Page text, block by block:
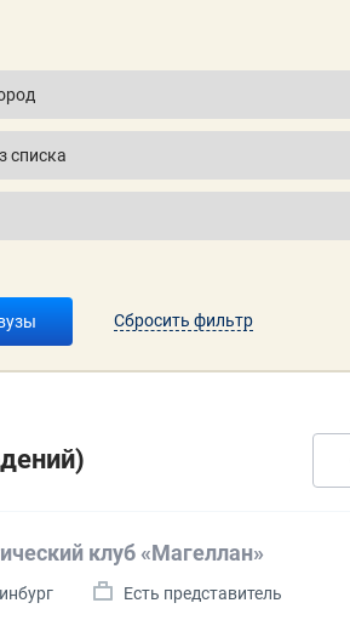
Сбросить фильтр
клуб «Магеллан»
Есть представитель